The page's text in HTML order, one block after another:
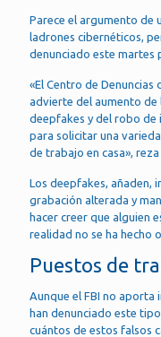
Parece el argumento de
ladrones cibernéticos,
denunciado este martes
«El Centro de Denuncias
advierte del aumento de
deepfakes y del robo
para solicitar una
de trabajo en casa»,
Los deepfakes, añaden,
grabación alterada y
hacer creer que alguien
realidad no se ha hecho
Puestos de
Aunque el FBI no aporta
han denunciado este
cuántos de estos falsos